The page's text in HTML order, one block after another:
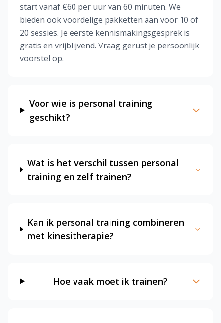
start vanaf €60 per uur van 60 minuten. We
bieden ook voordelige pakketten aan voor 10 of
20 sessies. Je eerste kennismakingsgesprek is
gratis en vrijblijvend. Vraag gerust je persoonlijk
voorstel op.
Voor wie is personal training
geschikt?
Wat is het verschil tussen personal
training en zelf trainen?
Kan ik personal training combineren
met kinesitherapie?
Hoe vaak moet ik trainen?